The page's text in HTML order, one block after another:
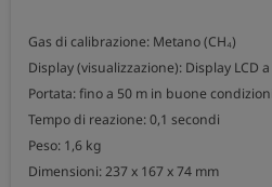
Gas di calibrazione: Metano (CH₄)
Display (visualizzazione): Display LCD
Portata: fino a 50 m in buone
Tempo di reazione: 0,1 secondi
Peso: 1,6 kg
Dimensioni: 237 x 167 x 74 mm